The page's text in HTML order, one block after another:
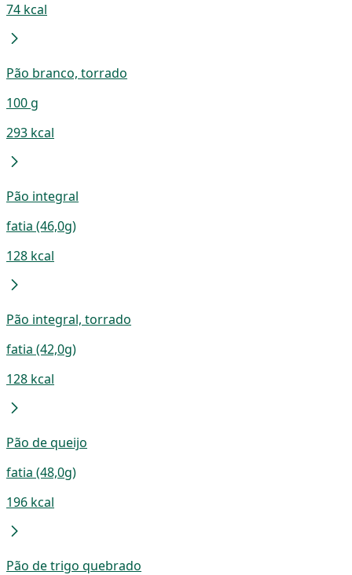
74 kcal
Pão branco, torrado
100 g
293 kcal
Pão integral
fatia (46,0g)
128 kcal
Pão integral, torrado
fatia (42,0g)
128 kcal
Pão de queijo
fatia (48,0g)
196 kcal
Pão de trigo quebrado